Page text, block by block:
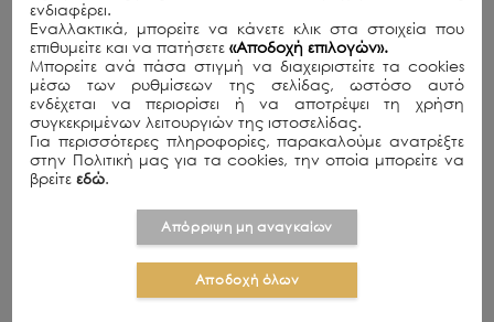
διάρκεια της επίσκεψής σας και διαγράφονται όταν
κλείσετε το πρόγραμμα πλοήγησης.
ΜΟΝΙΜΑ COOKIES (PERSISTENT
COOKIES)
Αυτά παραμένουν στο αρχείο των cookies του
προγράμματος πλοήγησης της συσκευής σας
ακόμα και αφότου κλείσει το πρόγραμμα
παραπάνω (η ακριβής διάρκεια παραμονής
εξαρτάται από τη διάρκεια ζωής κάθε cookie). Τα
μόνιμα cookies χρησιμοποιούνται όταν ο
διαχειριστής του ιστοτόπου ενδεχομένως χρειάζεται
να γνωρίζει ποιος είστε για παραπάνω από μία
ενδιαφέρει.
Εναλλακτικά, μπορείτε να κάνετε κλικ στα στοιχεία που
επιθυμείτε και να πατήσετε«Αποδοχή επιλογών».
Μπορείτε ανά πάσα στιγμή να διαχειριστείτε τα cookies
μέσω των ρυθμίσεων της σελίδας, ωστόσο αυτό
ενδέχεται να περιορίσει ή να αποτρέψει τη χρήση
συγκεκριμένων λειτουργιών της ιστοσελίδας.
Για περισσότερες πληροφορίες, παρακαλούμε ανατρέξτε
στην Πολιτική μας για τα cookies, την οποία μπορείτε να
βρείτεεδώ.
Απόρριψη μη αναγκαίων
Αποδοχή όλων